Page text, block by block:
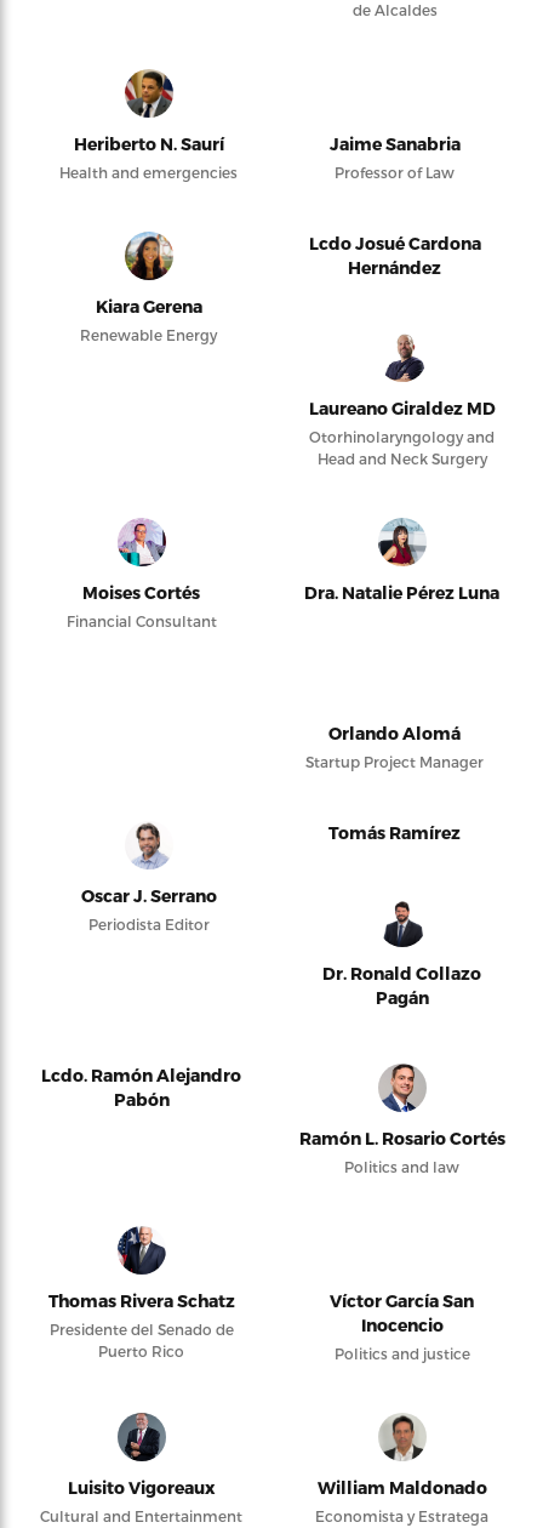
de Alcaldes
Heriberto N. Saurí
Health and emergencies
Jaime Sanabria
Professor of Law
Kiara Gerena
Renewable Energy
Lcdo Josué Cardona
Hernández
Laureano Giraldez MD
Otorhinolaryngology and
Head and Neck Surgery
Moises Cortés
Financial Consultant
Dra. Natalie Pérez Luna
Orlando Alomá
Startup Project Manager
Oscar J. Serrano
Periodista Editor
Tomás Ramírez
Dr. Ronald Collazo
Pagán
Lcdo. Ramón Alejandro
Pabón
Ramón L. Rosario Cortés
Politics and law
Thomas Rivera Schatz
Presidente del Senado de
Puerto Rico
Víctor García San
Inocencio
Politics and justice
Luisito Vigoreaux
Cultural and Entertainment
William Maldonado
Economista y Estratega